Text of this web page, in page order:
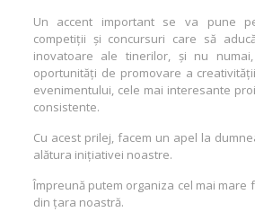
Un accent important se va pune
competiții și concursuri care să
inovatoare ale tinerilor, și nu
oportunități de promovare a
evenimentului, cele mai interesante
consistente.
Cu acest prilej, facem un apel la
alătura inițiativei noastre.
Împreună putem organiza cel mai mare
din țara noastră.